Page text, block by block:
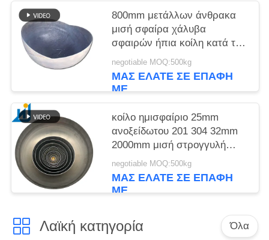
800mm μετάλλων άνθρακα
μισή σφαίρα χάλυβα
σφαιρών ήπια κοίλη κατά το
ήμισυ για την κοίλη σφαίρα
Hlaf κοιλωμάτων πυρκαγιάς
negotiable MOQ:500kg
ΜΑΣ ΕΛΆΤΕ ΣΕ ΕΠΑΦΉ
ΜΕ
κοίλο ημισφαίριο 25mm
ανοξείδωτου 201 304 32mm
2000mm μισή στρογγυλή
σφαίρα ανοξείδωτου
σφαιρών καθρεφτών μισή
negotiable MOQ:500kg
ΜΑΣ ΕΛΆΤΕ ΣΕ ΕΠΑΦΉ
ΜΕ
Λαϊκή κατηγορία Όλα